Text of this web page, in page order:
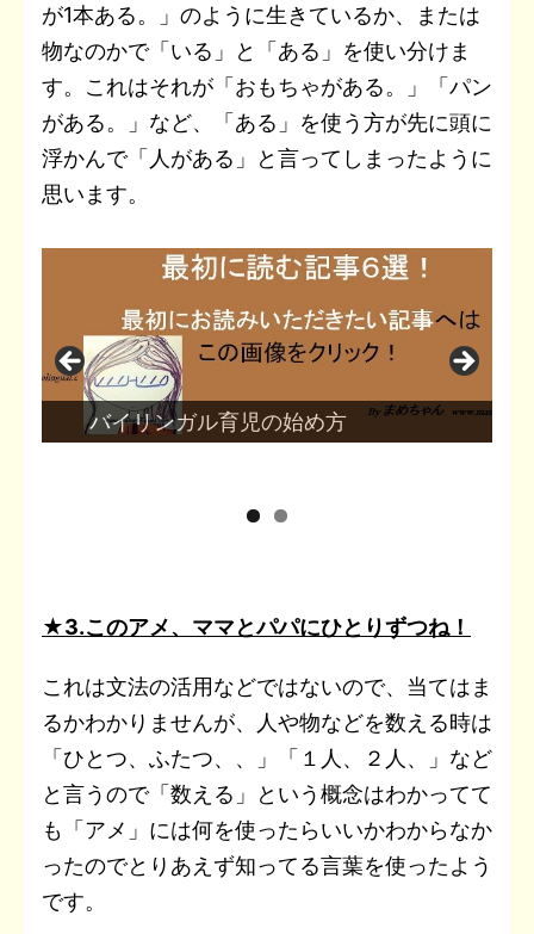
が1本ある。」のように生きているか、または
物なのかで「いる」と「ある」を使い分けま
す。これはそれが「おもちゃがある。」「パン
がある。」など、「ある」を使う方が先に頭に
浮かんで「人がある」と言ってしまったように
思います。
保育園の一時保育を利用しました
★3.このアメ、ママとパパにひとりずつね！
これは文法の活用などではないので、当てはま
るかわかりませんが、人や物などを数える時は
「ひとつ、ふたつ、、」「１人、２人、」など
と言うので「数える」という概念はわかってて
も「アメ」には何を使ったらいいかわからなか
ったのでとりあえず知ってる言葉を使ったよう
です。